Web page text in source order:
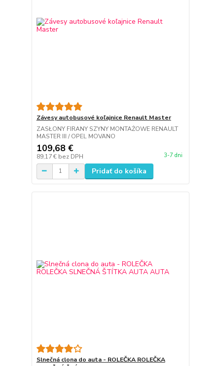
Závesy autobusové koľajnice Renault Master
ZASŁONY FIRANY SZYNY MONTAŻOWE RENAULT
MASTER III / OPEL MOVANO
109,68 €
89,17 € bez DPH 3-7 dni
Pridať do košíka
Slnečná clona do auta - ROLEČKA ROLEČKA